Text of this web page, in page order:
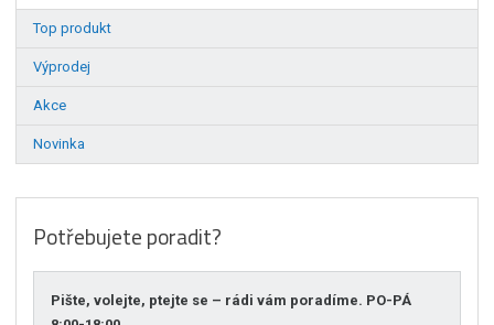
Top produkt
Výprodej
Akce
Novinka
Potřebujete poradit?
Pište, volejte, ptejte se – rádi vám poradíme. PO-PÁ